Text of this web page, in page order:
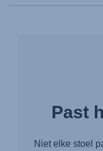
Past
Niet elke stoel